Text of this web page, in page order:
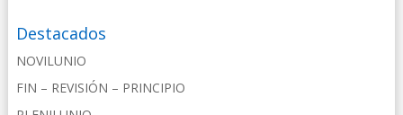
Destacados
NOVILUNIO
FIN – REVISIÓN – PRINCIPIO